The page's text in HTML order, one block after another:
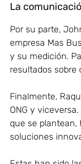
La
Por su parte,
empresa Mas
y su medición.
resultados sobre
Finalmente,
ONG y
que se plantean,
soluciones